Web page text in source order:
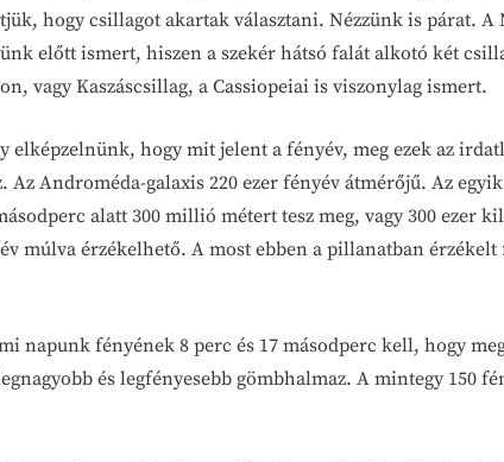
hogy csillagot akartak választani. Nézzünk is párat. A
előtt ismert, hiszen a szekér hátsó falát alkotó két
vagy Kaszáscsillag, a Cassiopeiai is viszonylag ismert.
elképzelnünk, hogy mit jelent a fényév, meg ezek az
Az Androméda-galaxis 220 ezer fényév átmérőjű. Az
alatt 300 millió métert tesz meg, vagy 300
múlva érzékelhető. A most ebben a pillanatban
napunk fényének 8 perc és 17 másodperc kell, hogy
és legfényesebb gömbhalmaz. A mintegy